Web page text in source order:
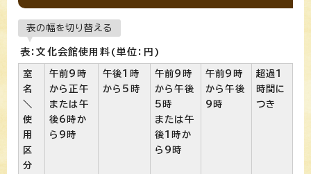
表の幅を切り替える
表：文化会館使用料(単位：円)
室
名
＼
使
用
区
分
午前9時
から正午
または午
後6時か
ら9時
午後1時
から5時
午前9時
から午後
5時
または午
後1時か
ら9時
午前9時
から午後
9時
超過1
時間に
つき